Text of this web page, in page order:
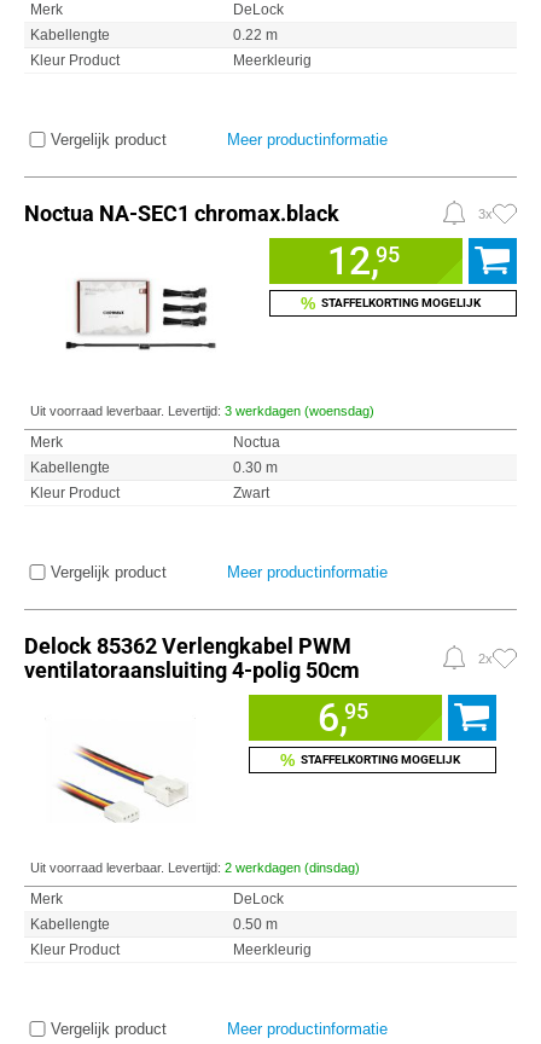
Merk
DeLock
Kabellengte
0.22 m
Kleur Product
Meerkleurig
Vergelijk product Meer productinformatie
Noctua NA-SEC1 chromax.black 3x
12,95
% STAFFELKORTING MOGELIJK
Uit voorraad leverbaar. Levertijd: 3 werkdagen (woensdag)
Merk
Noctua
Kabellengte
0.30 m
Kleur Product
Zwart
Vergelijk product Meer productinformatie
Delock 85362 Verlengkabel PWM
ventilatoraansluiting 4-polig 50cm
2x
6,95
% STAFFELKORTING MOGELIJK
Uit voorraad leverbaar. Levertijd: 2 werkdagen (dinsdag)
Merk
DeLock
Kabellengte
0.50 m
Kleur Product
Meerkleurig
Vergelijk product Meer productinformatie